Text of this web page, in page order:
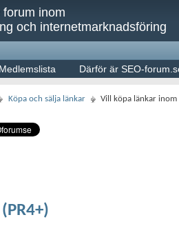
inom
och internetmarknadsföring
Medlemslista Därför är SEO-
Köpa och sälja länkar Vill köpa länkar inom